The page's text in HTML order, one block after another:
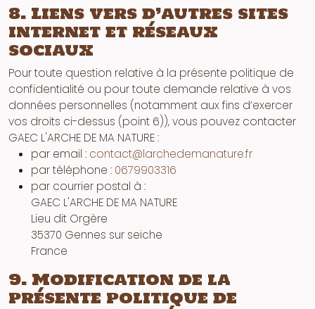
8. Liens vers d’autres sites
internet et réseaux
sociaux
Pour toute question relative à la présente politique de
confidentialité ou pour toute demande relative à vos
données personnelles (notamment aux fins d’exercer
vos droits ci-dessus (point 6)), vous pouvez contacter
GAEC L'ARCHE DE MA NATURE :
par email : contact@larchedemanature.fr
par téléphone : 0679903316
par courrier postal à :
GAEC L'ARCHE DE MA NATURE
Lieu dit Orgère
35370 Gennes sur seiche
France
9. Modification de la
présente politique de